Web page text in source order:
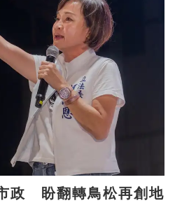
政 盼翻轉鳥松再創地